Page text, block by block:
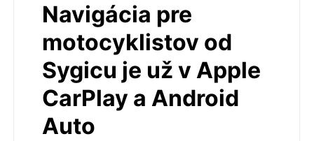
Navigácia pre
motocyklistov od
Sygicu je už v Apple
CarPlay a Android
Auto